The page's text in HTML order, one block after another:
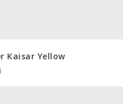
Kaisar Yellow